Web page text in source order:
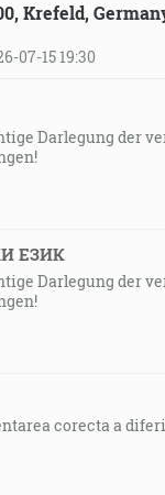
Krefeld,
07-15 19:30
Darlegung der
ЕЗИК
Darlegung der
corecta a